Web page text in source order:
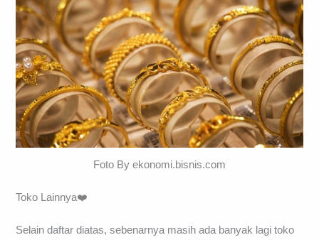
Foto By ekonomi.bisnis.com
Toko Lainnya❤️
Selain daftar diatas, sebenarnya masih ada banyak lagi toko